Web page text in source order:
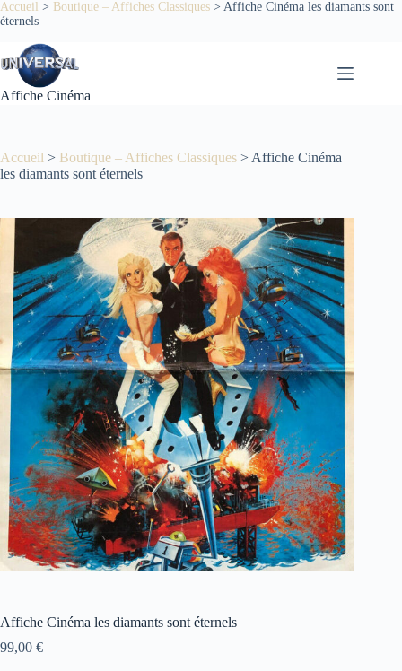
Passer
au
Accueil > Boutique – Affiches Classiques > Affiche Cinéma les diamants sont
éternels
Affiche Cinéma
Accueil > Boutique – Affiches Classiques > Affiche Cinéma
les diamants sont éternels
Affiche Cinéma les diamants sont éternels
99,00 €